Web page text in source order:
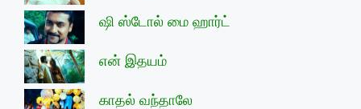
ஷி ஸ்டோல் மை ஹார்ட்
என் இதயம்
காதல் வந்தாலே